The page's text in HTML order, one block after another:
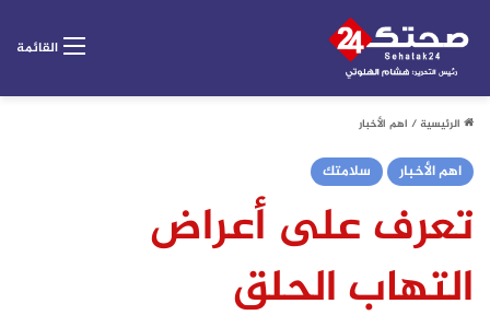
القائمة
الرئيسية/ اهم الأخبار
اهم الأخبار سلامتك
تعرف على أعراض
التهاب الحلق